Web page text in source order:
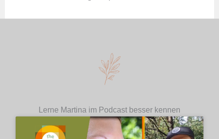
Lerne Martina im Podcast besser kennen